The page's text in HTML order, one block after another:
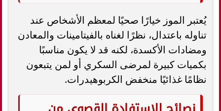
يُعتبر الموز خيارًا صحيًا لمعظم الأشخاص عند
تناوله باعتدال، نظرًا لغناه بالفيتامينات والمعادن
ومضادات الأكسدة، لكنه قد لا يكون مناسبًا
بكميات كبيرة لمرضى السكري أو لمن يتبعون
نظامًا غذائيًا منخفض الكربوهيدرات.